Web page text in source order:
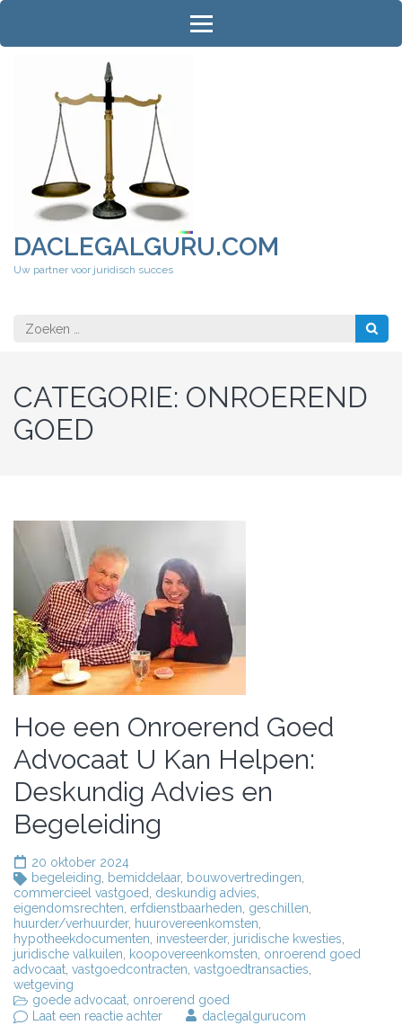
Ga
inhoud
DACLEGALGURU.COM
Uw partner voor juridisch succes
Zoeken
naar:
CATEGORIE: ONROEREND
GOED
Hoe een Onroerend Goed
Advocaat U Kan Helpen:
Deskundig Advies en
Begeleiding
20 oktober 2024
begeleiding
bemiddelaar, bouwovertredingen
commercieel vastgoed
deskundig advies
eigendomsrechten erfdienstbaarheden geschillen
huurder/verhuurder, huurovereenkomsten
hypotheekdocumenten investeerder, juridische kwesties
juridische valkuilen
koopovereenkomsten onroerend goed
advocaat vastgoedcontracten vastgoedtransacties
wetgeving
goede advocaat onroerend goed
Laat een reactie achterop
daclegalgurucom